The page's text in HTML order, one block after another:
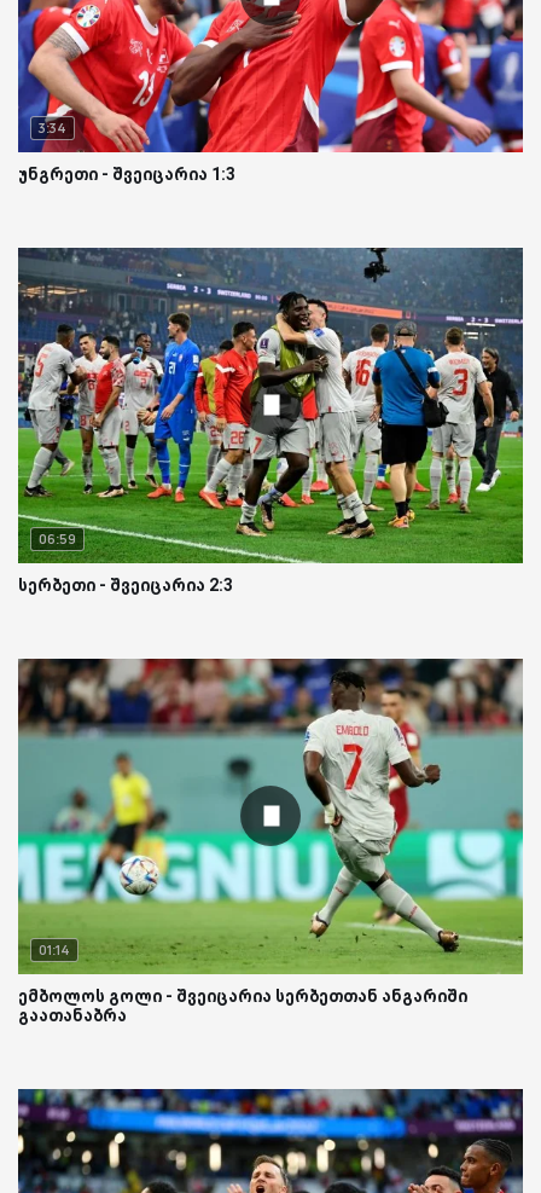
3:34
უნგრეთი - შვეიცარია 1:3
06:59
სერბეთი - შვეიცარია 2:3
01:14
ემბოლოს გოლი - შვეიცარია სერბეთთან ანგარიში
გაათანაბრა